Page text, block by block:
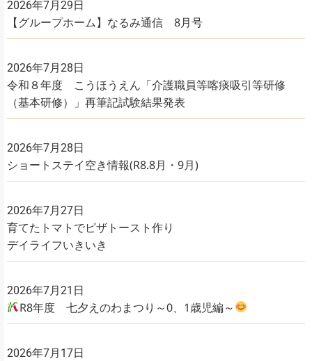
2026年7月29日
【グループホーム】なるみ通信 8月号
2026年7月28日
令和８年度 こうほうえん「介護職員等喀痰吸引等研修
（基本研修）」再筆記試験結果発表
2026年7月28日
ショートステイ空き情報(R8.8月・9月)
2026年7月27日
育てたトマトでピザトースト作り
デイライフいきいき
2026年7月21日
R8年度 七夕えのわまつり～0、1歳児編～
2026年7月17日